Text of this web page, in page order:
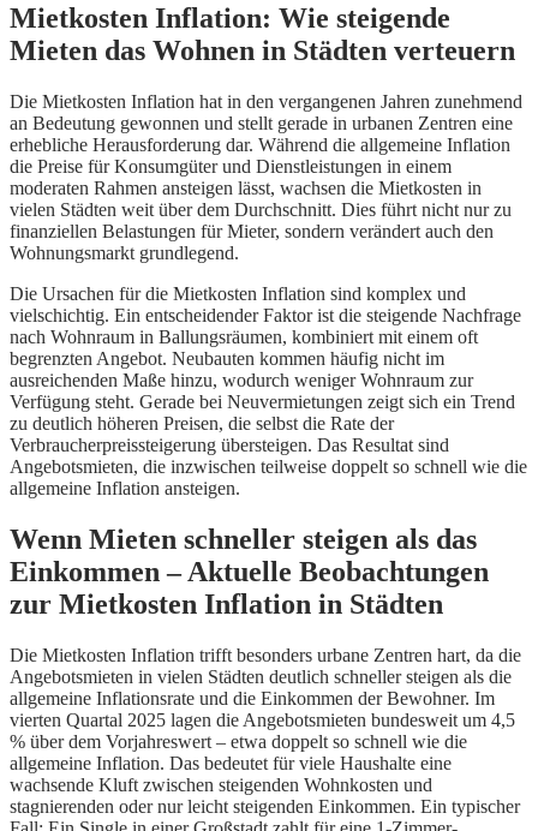
Mietkosten Inflation: Wie steigende
Mieten das Wohnen in Städten verteuern
Die Mietkosten Inflation hat in den vergangenen Jahren zunehmend
an Bedeutung gewonnen und stellt gerade in urbanen Zentren eine
erhebliche Herausforderung dar. Während die allgemeine Inflation
die Preise für Konsumgüter und Dienstleistungen in einem
moderaten Rahmen ansteigen lässt, wachsen die Mietkosten in
vielen Städten weit über dem Durchschnitt. Dies führt nicht nur zu
finanziellen Belastungen für Mieter, sondern verändert auch den
Wohnungsmarkt grundlegend.
Die Ursachen für die Mietkosten Inflation sind komplex und
vielschichtig. Ein entscheidender Faktor ist die steigende Nachfrage
nach Wohnraum in Ballungsräumen, kombiniert mit einem oft
begrenzten Angebot. Neubauten kommen häufig nicht im
ausreichenden Maße hinzu, wodurch weniger Wohnraum zur
Verfügung steht. Gerade bei Neuvermietungen zeigt sich ein Trend
zu deutlich höheren Preisen, die selbst die Rate der
Verbraucherpreissteigerung übersteigen. Das Resultat sind
Angebotsmieten, die inzwischen teilweise doppelt so schnell wie die
allgemeine Inflation ansteigen.
Wenn Mieten schneller steigen als das
Einkommen – Aktuelle Beobachtungen
zur Mietkosten Inflation in Städten
Die Mietkosten Inflation trifft besonders urbane Zentren hart, da die
Angebotsmieten in vielen Städten deutlich schneller steigen als die
allgemeine Inflationsrate und die Einkommen der Bewohner. Im
vierten Quartal 2025 lagen die Angebotsmieten bundesweit um 4,5
% über dem Vorjahreswert – etwa doppelt so schnell wie die
allgemeine Inflation. Das bedeutet für viele Haushalte eine
wachsende Kluft zwischen steigenden Wohnkosten und
stagnierenden oder nur leicht steigenden Einkommen. Ein typischer